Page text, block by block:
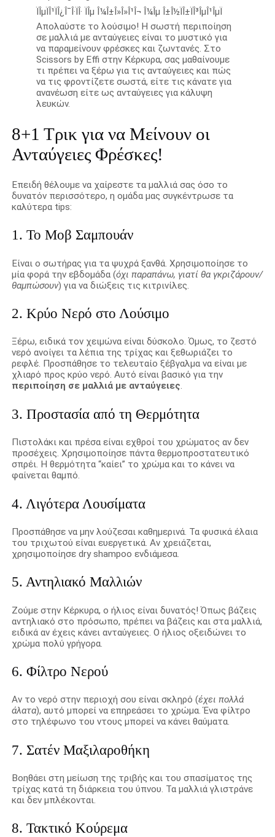
Απολαύστε το λούσιμο! Η σωστή περιποίηση
σε μαλλιά με ανταύγειες είναι το μυστικό για
να παραμείνουν φρέσκες και ζωντανές. Στο
Scissors by Effi στην Κέρκυρα, σας μαθαίνουμε
τι πρέπει να ξέρω για τις ανταύγειες και πώς
να τις φροντίζετε σωστά, είτε τις κάνατε για
ανανέωση είτε ως ανταύγειες για κάλυψη
λευκών.
8+1 Τρικ για να Μείνουν οι
Ανταύγειες Φρέσκες!
Επειδή θέλουμε να χαίρεστε τα μαλλιά σας όσο το
δυνατόν περισσότερο, η ομάδα μας συγκέντρωσε τα
καλύτερα tips:
1. Το Μοβ Σαμπουάν
Είναι ο σωτήρας για τα ψυχρά ξανθά. Χρησιμοποίησε το
μία φορά την εβδομάδα (όχι παραπάνω, γιατί θα γκριζάρουν/
θαμπώσουν) για να διώξεις τις κιτρινίλες.
2. Κρύο Νερό στο Λούσιμο
Ξέρω, ειδικά τον χειμώνα είναι δύσκολο. Όμως, το ζεστό
νερό ανοίγει τα λέπια της τρίχας και ξεθωριάζει το
ρεφλέ. Προσπάθησε το τελευταίο ξέβγαλμα να είναι με
χλιαρό προς κρύο νερό. Αυτό είναι βασικό για την
περιποίηση σε μαλλιά με ανταύγειες.
3. Προστασία από τη Θερμότητα
Πιστολάκι και πρέσα είναι εχθροί του χρώματος αν δεν
προσέχεις. Χρησιμοποίησε πάντα θερμοπροστατευτικό
σπρέι. Η θερμότητα “καίει” το χρώμα και το κάνει να
φαίνεται θαμπό.
4. Λιγότερα Λουσίματα
Προσπάθησε να μην λούζεσαι καθημερινά. Τα φυσικά έλαια
του τριχωτού είναι ευεργετικά. Αν χρειάζεται,
χρησιμοποίησε dry shampoo ενδιάμεσα.
5. Αντηλιακό Μαλλιών
Ζούμε στην Κέρκυρα, ο ήλιος είναι δυνατός! Όπως βάζεις
αντηλιακό στο πρόσωπο, πρέπει να βάζεις και στα μαλλιά,
ειδικά αν έχεις κάνει ανταύγειες. Ο ήλιος οξειδώνει το
χρώμα πολύ γρήγορα.
6. Φίλτρο Νερού
Αν το νερό στην περιοχή σου είναι σκληρό (έχει πολλά
άλατα), αυτό μπορεί να επηρεάσει το χρώμα. Ένα φίλτρο
στο τηλέφωνο του ντους μπορεί να κάνει θαύματα.
7. Σατέν Μαξιλαροθήκη
Βοηθάει στη μείωση της τριβής και του σπασίματος της
τρίχας κατά τη διάρκεια του ύπνου. Τα μαλλιά γλιστράνε
και δεν μπλέκονται.
8. Τακτικό Κούρεμα